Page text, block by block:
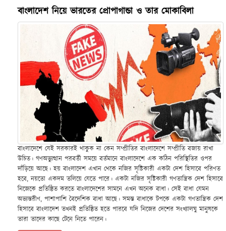
বাংলাদেশ নিয়ে ভারতের প্রোপাগান্ডা ও তার মোকাবিলা
বাংলাদেশে যেই সরকারই থাকুক না কেন সম্প্রীতির বাংলাদেশে সম্প্রীতি বজায় রাখা
উচিত। গণঅভ্যুত্থান পরবর্তী সময়ে বর্তমানে বাংলাদেশে এক কঠিন পরিস্থিতির ওপর
দাঁড়িয়ে আছে। হয় বাংলাদেশ এখান থেকে নজির সৃষ্টিকারী একটা দেশ হিসাবে পরিণত
হবে, নয়তো একদম তলিয়ে যেতে পারে। একটা নজির সৃষ্টিকারী গণতান্ত্রিক দেশ হিসাবে
নিজেকে প্রতিষ্ঠিত করতে বাংলাদেশের সামনে এখন অনেক বাধা। সেই বাধা যেমন
অভ্যন্তরীণ, পাশাপাশি বৈদেশিক বাধা আছে। সমস্ত বাধাকে টপকে একটা গণতান্ত্রিক দেশ
হিসাবে বাংলাদেশ তখনই প্রতিষ্ঠিত হতে পারবে যদি নিজের দেশের সংখ্যালঘু মানুষকে
তারা তাদের কাছে টেনে নিতে পারেন।